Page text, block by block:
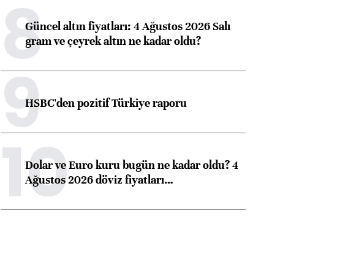
8Güncel altın fiyatları: 4 Ağustos 2026 Salı
gram ve çeyrek altın ne kadar oldu?
9HSBC'den pozitif Türkiye raporu
10
Dolar ve Euro kuru bugün ne kadar oldu? 4
Ağustos 2026 döviz fiyatları…